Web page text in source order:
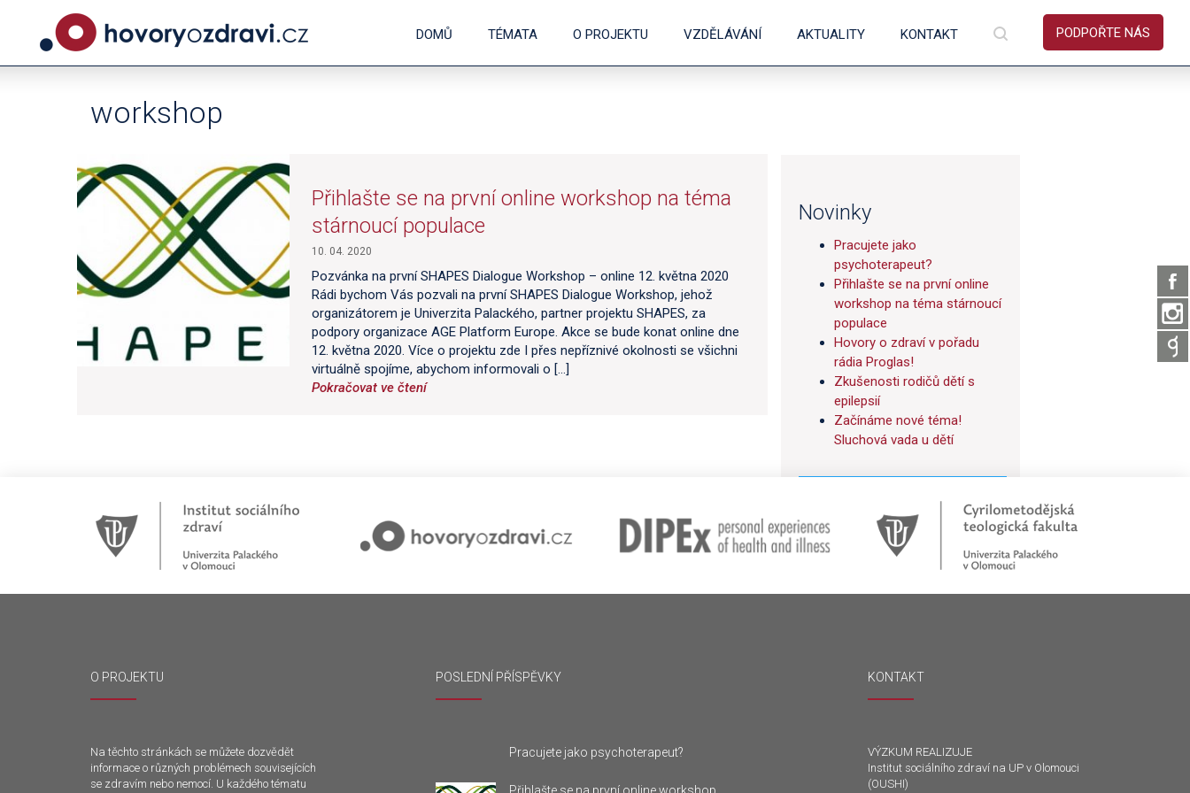
PODPOŘTE NÁS
DOMŮ TÉMATA O PROJEKTU VZDĚLÁVÁNÍ AKTUALITY KONTAKT
workshop
Přihlašte se na první online workshop na téma
stárnoucí populace
10. 04. 2020
Pozvánka na první SHAPES Dialogue Workshop – online 12. května 2020
Rádi bychom Vás pozvali na první SHAPES Dialogue Workshop, jehož
organizátorem je Univerzita Palackého, partner projektu SHAPES, za
podpory organizace AGE Platform Europe. Akce se bude konat online dne
12. května 2020. Více o projektu zde I přes nepříznivé okolnosti se všichni
virtuálně spojíme, abychom informovali o […]
Pokračovat ve čtení
Novinky
Pracujete jako
psychoterapeut?
Přihlašte se na první online
workshop na téma stárnoucí
populace
Hovory o zdraví v pořadu
rádia Proglas!
Zkušenosti rodičů dětí s
epilepsií
Začínáme nové téma!
Sluchová vada u dětí
O PROJEKTU
Na těchto stránkách se můžete dozvědět
informace o různých problémech souvisejících
se zdravím nebo nemocí. U každého tématu
POSLEDNÍ PŘÍSPĚVKY
Pracujete jako psychoterapeut?
KONTAKT
VÝZKUM REALIZUJE
Institut sociálního zdraví na UP v Olomouci
(OUSHI)